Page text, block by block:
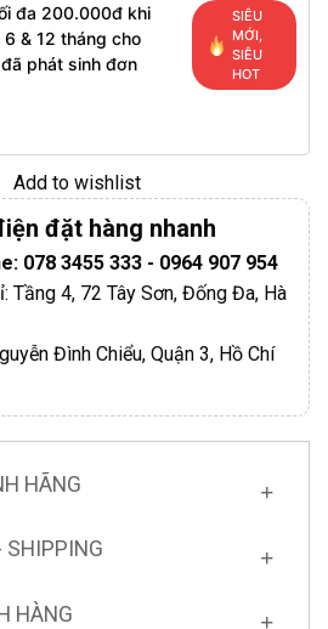
đa 200.000đ khi
& 12 tháng cho
phát sinh đơn
SIÊU
MỚI,
SIÊU
HOT
Add to wishlist
đặt hàng nhanh
078 3455 333 - 0964 907 954
Tầng 4, 72 Tây Sơn, Đống Đa, Hà
Đình Chiểu, Quận 3, Hồ Chí
HÃNG
SHIPPING
HÀNG